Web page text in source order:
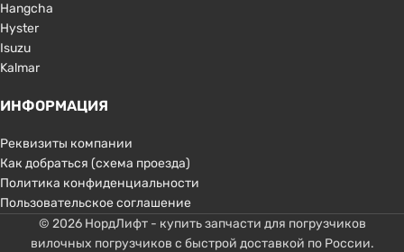
Hangcha
Hyster
Isuzu
Kalmar
ИНФОРМАЦИЯ
Реквизиты компании
Как добраться (схема проезда)
Политика конфиденциальности
Пользовательское соглашение
© 2026 НордЛифт - купить запчасти для погрузчиков
вилочных погрузчиков с быстрой доставкой по России.